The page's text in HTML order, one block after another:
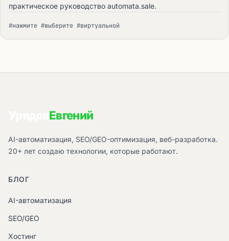
практическое руководство automata.sale.
#нажмите #выберите #виртуальной
Евгений
AI-автоматизация, SEO/GEO-оптимизация, веб-разработка.
20+ лет создаю технологии, которые работают.
БЛОГ
AI-автоматизация
SEO/GEO
Хостинг